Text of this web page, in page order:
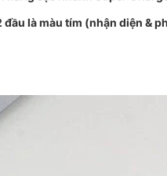
là màu tím (nhận diện &